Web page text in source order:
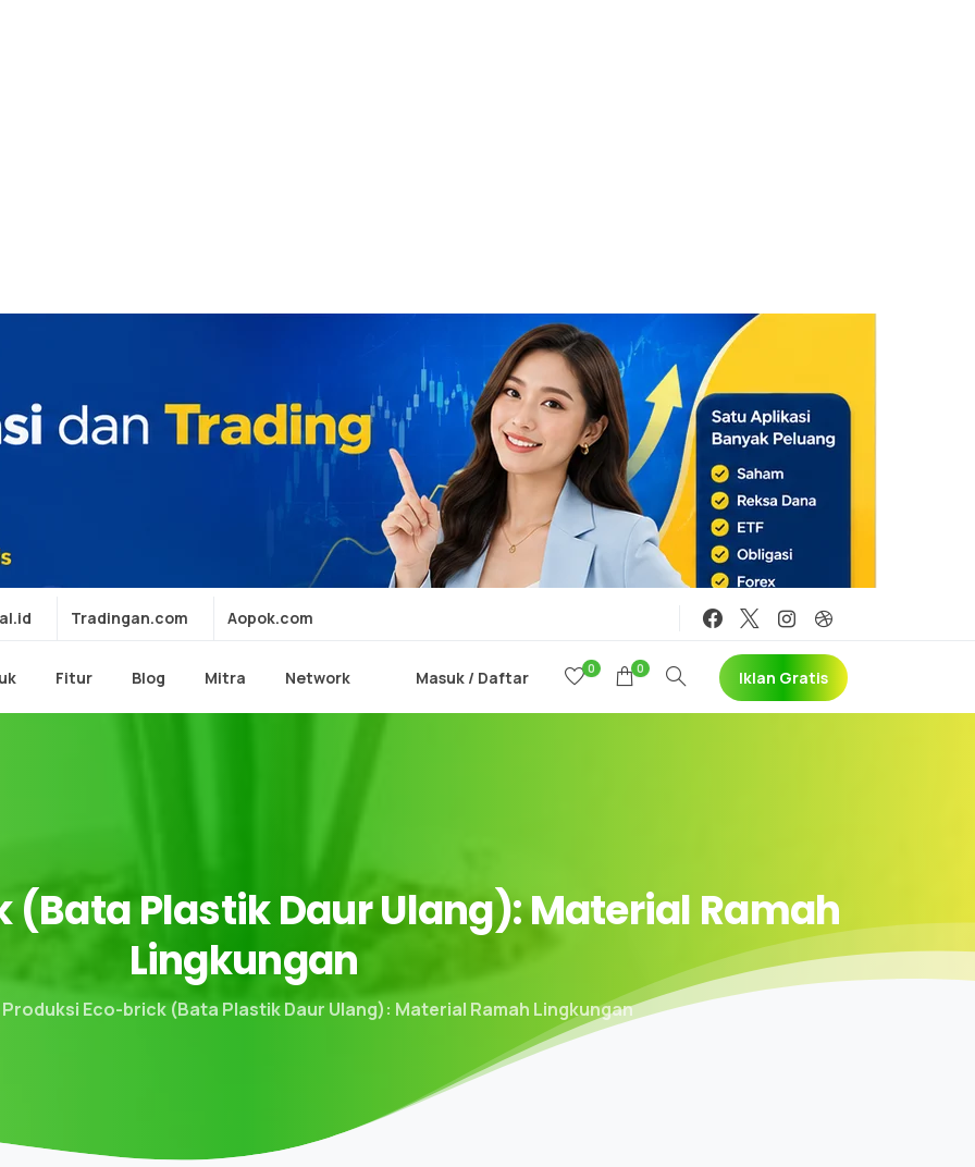
Tradingan.com Aopok.com
Fitur Blog Mitra Network Masuk / Daftar 0 0 Iklan Gratis
(BataPlastikDaurUlang):Material Ramah
Lingkungan
Produksi Eco-brick (Bata Plastik Daur Ulang): Material Ramah Lingkungan